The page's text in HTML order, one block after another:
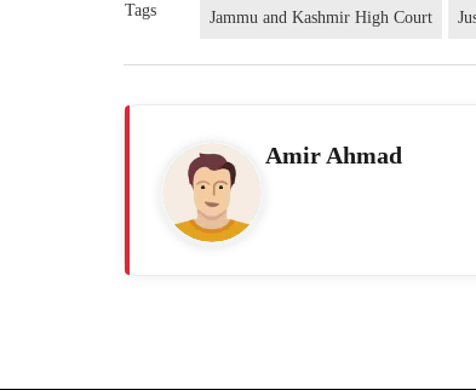
Tags Jammu and Kashmir High Court
Amir Ahmad